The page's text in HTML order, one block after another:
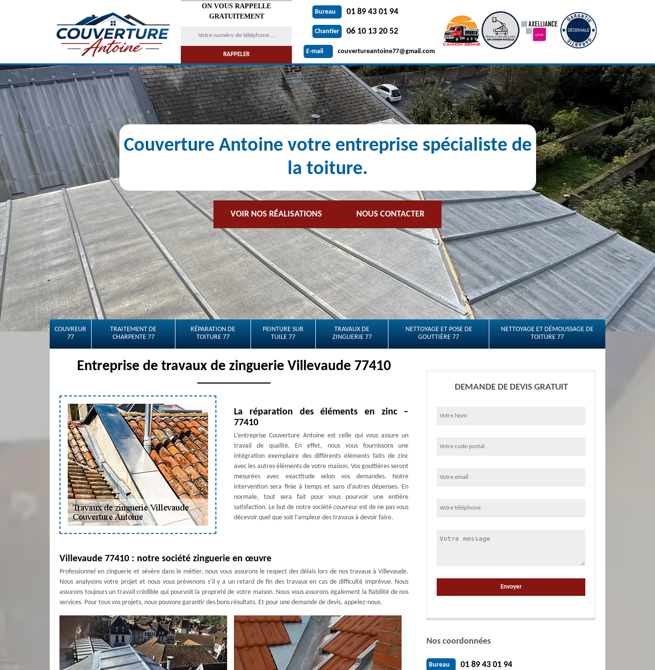
ON VOUS RAPPELLE
GRATUITEMENT
Bureau 01 89 43 01 94
Chantier 06 10 13 20 52
E-mail couvertureantoine77@gmail.com
Couverture Antoine votre entreprise spécialiste de
la toiture.
VOIR NOS RÉALISATIONS NOUS CONTACTER
COUVREUR
77
TRAITEMENT DE
CHARPENTE 77
RÉPARATION DE
TOITURE 77
PEINTURE SUR
TUILE 77
TRAVAUX DE
ZINGUERIE 77
NETTOYAGE ET POSE DE
GOUTTIÈRE 77
NETTOYAGE ET DÉMOUSSAGE DE
TOITURE 77
Entreprise de travaux de zinguerie Villevaude 77410
La réparation des éléments en zinc –
77410
L’entreprise Couverture Antoine est celle qui vous assure un
travail de qualité. En effet, nous vous fournissons une
intégration exemplaire des différents éléments faits de zinc
avec les autres éléments de votre maison. Vos gouttières seront
mesurées avec exactitude selon vos demandes. Notre
intervention sera finie à temps et sans d’autres dépenses. En
normale, tout sera fait pour vous pourvoir une entière
satisfaction. Le but de notre société couvreur est de ne pas vous
décevoir quel que soit l’ampleur des travaux à devoir faire.
Villevaude 77410 : notre société zinguerie en œuvre
Professionnel en zinguerie et sévère dans le métier, nous vous assurons le respect des délais lors de nos travaux à Villevaude.
Nous analysons votre projet et nous vous prévenons s’il y a un retard de fin des travaux en cas de difficulté imprévue. Nous
assurons toujours un travail crédible qui pourvoit la propreté de votre maison. Nous vous assurons également la fiabilité de nos
services. Pour tous vos projets, nous pouvons garantir des bons résultats. Et pour une demande de devis, appelez-nous.
DEMANDE DE DEVIS GRATUIT
Nos coordonnées
Bureau 01 89 43 01 94